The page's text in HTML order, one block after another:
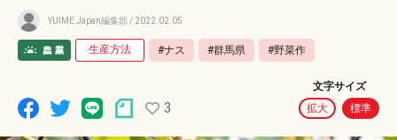
YUIME Japan編集部 / 2022.02.05
生産方法 #ナス #群馬県 #野菜作
3
文字サイズ
拡大
標準